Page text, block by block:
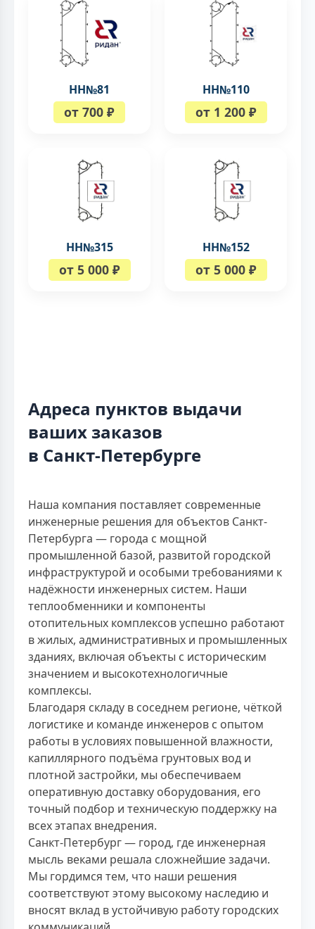
НН№81
от 700 ₽
НН№110
от 1 200 ₽
НН№315
от 5 000 ₽
НН№152
от 5 000 ₽
Адреса пунктов выдачи
ваших заказов
в Санкт-Петербурге
Наша компания поставляет современные
инженерные решения для объектов Санкт-
Петербурга — города с мощной
промышленной базой, развитой городской
инфраструктурой и особыми требованиями к
надёжности инженерных систем. Наши
теплообменники и компоненты
отопительных комплексов успешно работают
в жилых, административных и промышленных
зданиях, включая объекты с историческим
значением и высокотехнологичные
комплексы.
Благодаря складу в соседнем регионе, чёткой
логистике и команде инженеров с опытом
работы в условиях повышенной влажности,
капиллярного подъёма грунтовых вод и
плотной застройки, мы обеспечиваем
оперативную доставку оборудования, его
точный подбор и техническую поддержку на
всех этапах внедрения.
Санкт-Петербург — город, где инженерная
мысль веками решала сложнейшие задачи.
Мы гордимся тем, что наши решения
соответствуют этому высокому наследию и
вносят вклад в устойчивую работу городских